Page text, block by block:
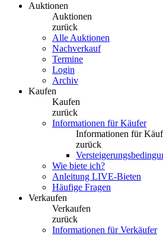
Auktionen
Auktionen
zurück
Alle Auktionen
Nachverkauf
Termine
Login
Archiv
Kaufen
Kaufen
zurück
Informationen für Käufer
Informationen für
zurück
Wie biete ich?
Anleitung LIVE-Bieten
Häufige Fragen
Verkaufen
Verkaufen
zurück
Informationen für Verkäufer